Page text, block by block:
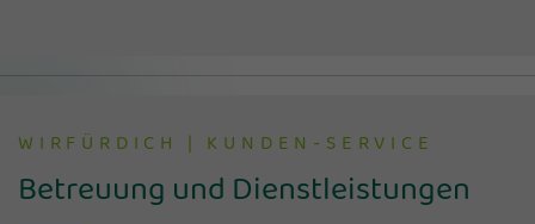
WIRFÜRDICH | KUNDEN-SERVICE
Betreuung und Dienstleistungen